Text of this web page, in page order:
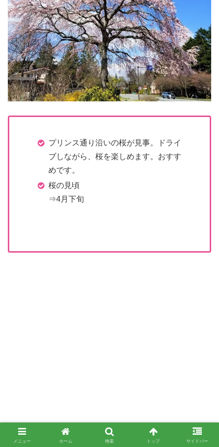
プリンス通り沿いの桜が見事。ドライ
ブしながら、桜を楽しめます。おすす
めです。
桜の見頃
⇒4月下旬
メニュー ホーム 検索 トップ サイドバー